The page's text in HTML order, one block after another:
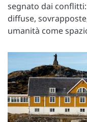
segnato dai
diffuse,
umanità come